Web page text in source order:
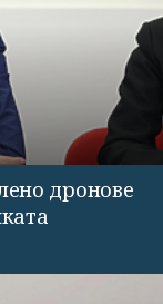
дронове